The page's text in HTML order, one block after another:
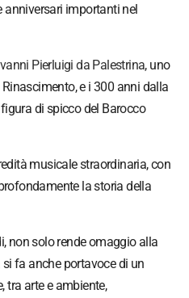
anniversari importanti nel
Pierluigi da Palestrina, uno
e i 300 anni dalla
figura di spicco del Barocco
musicale straordinaria, con
la storia della
non solo rende omaggio alla
fa anche portavoce di un
tra arte e ambiente,